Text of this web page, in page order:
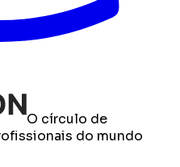
O círculo de
do mundo